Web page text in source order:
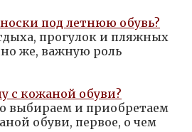
под летнюю обувь?
прогулок и пляжных
же, важную роль
с кожаной обуви?
выбираем и приобретаем
обуви, первое, о чем